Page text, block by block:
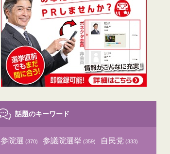
話題のキーワード
参院選 (370) 参議院選挙 (359) 自民党 (333)